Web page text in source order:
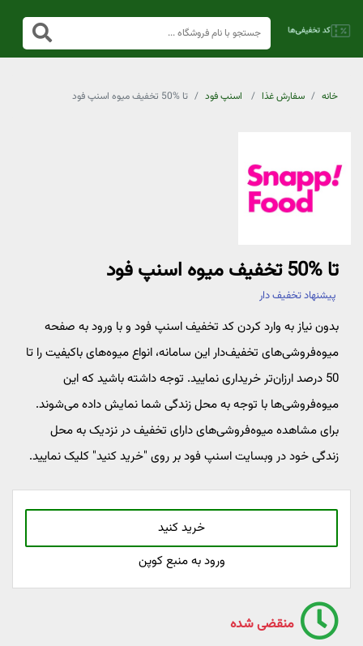
خانه سفارش غذا اسنپ فود تا %50 تخفیف میوه اسنپ فود
تا %50 تخفیف میوه اسنپ فود
پیشنهاد تخفیف دار
بدون نیاز به وارد کردن کد تخفیف اسنپ فود و با ورود به صفحه
میوه‌فروشی‌های تخفیف‌دار این سامانه، انواع میوه‌های باکیفیت را تا
50 درصد ارزان‌تر خریداری نمایید. توجه داشته باشید که این
میوه‌فروشی‌ها با توجه به محل زندگی شما نمایش داده می‌شوند.
برای مشاهده میوه‌‌فروشی‌های دارای تخفیف در نزدیک به محل
زندگی خود در وبسایت اسنپ فود بر روی "خرید کنید" کلیک نمایید.
خرید کنید
ورود به منبع کوپن
منقضی شده